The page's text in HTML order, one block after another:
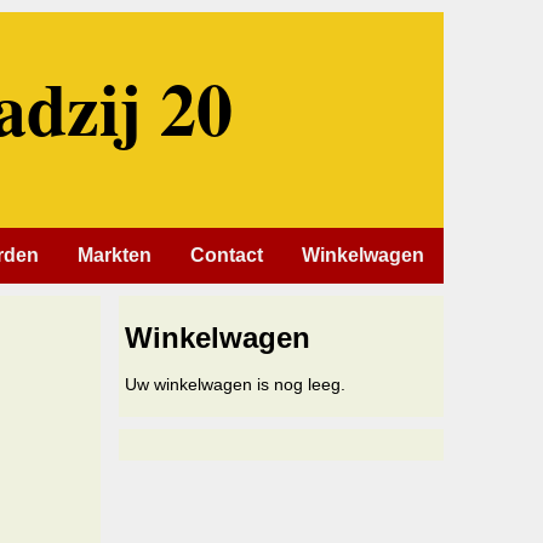
20
Winkelwagen
Contact
Markten
Winkelwagen
Uw winkelwagen is nog leeg.